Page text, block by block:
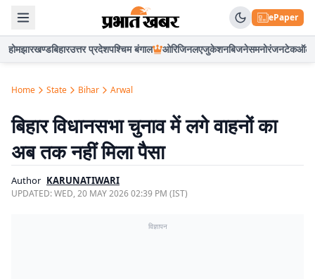
ePaper
होमझारखण्डबिहारउत्तर प्रदेशपश्चिम बंगाल ओरिजिनलएजुकेशनबिजनेसमनोरंजनटेकऑटो
Home State Bihar Arwal
बिहार विधानसभा चुनाव में लगे वाहनों का
अब तक नहीं मिला पैसा
Author KARUNATIWARI
UPDATED:WED, 20 MAY 2026 02:39 PM (IST)
विज्ञापन